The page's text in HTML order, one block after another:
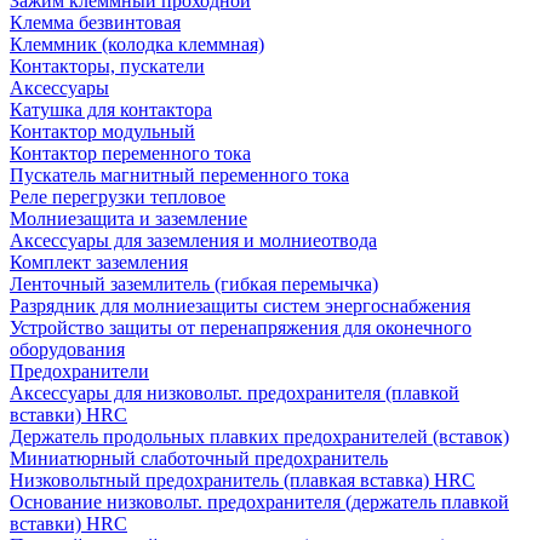
Клемма безвинтовая
Клеммник (колодка клеммная)
Контакторы, пускатели
Аксессуары
Катушка для контактора
Контактор модульный
Контактор переменного тока
Пускатель магнитный переменного тока
Реле перегрузки тепловое
Молниезащита и заземление
Аксессуары для заземления и молниеотвода
Комплект заземления
Ленточный заземлитель (гибкая перемычка)
Разрядник для молниезащиты систем энергоснабжения
Устройство защиты от перенапряжения для оконечного
оборудования
Предохранители
Аксессуары для низковольт. предохранителя (плавкой
вставки) HRC
Держатель продольных плавких предохранителей (вставок)
Миниатюрный слаботочный предохранитель
Низковольтный предохранитель (плавкая вставка) HRC
Основание низковольт. предохранителя (держатель плавкой
вставки) HRC